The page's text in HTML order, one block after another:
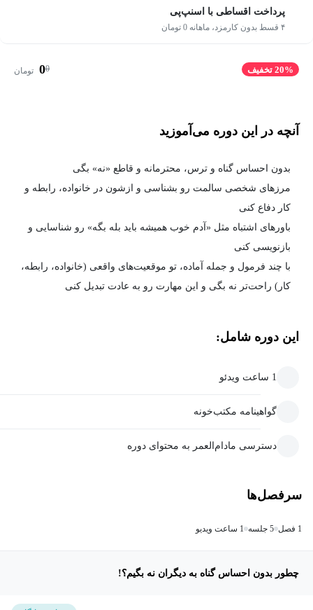
پرداخت اقساطی با اسنپ‌پی
۴ قسط بدون کارمزد، ماهانه 0 تومان
20% تخفیف 0
0 تومان
آنچه در این دوره می‌آموزید
بدون احساس گناه و ترس، محترمانه و قاطع «نه» بگی
مرزهای شخصی سالمت رو بشناسی و ازشون در خانواده، رابطه و
کار دفاع کنی
باورهای اشتباه مثل «آدم خوب همیشه باید بله بگه» رو شناسایی و
بازنویسی کنی
با چند فرمول و جمله آماده، تو موقعیت‌های واقعی (خانواده، رابطه،
کار) راحت‌تر نه بگی و این مهارت رو به عادت تبدیل کنی
این دوره شامل:
1 ساعت ویدئو
گواهینامه مکتب‌خونه
دسترسی مادام‌العمر به محتوای دوره
سرفصل‌ها
1 فصل 5 جلسه 1 ساعت ویدیو
چطور بدون احساس گناه به دیگران نه بگیم؟!